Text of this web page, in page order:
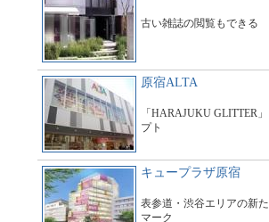
古い雑誌の閲覧もできる
原宿ALTA
「HARAJUKU GLITTER
プト
キュープラザ原宿
表参道・渋谷エリアの新
マーク